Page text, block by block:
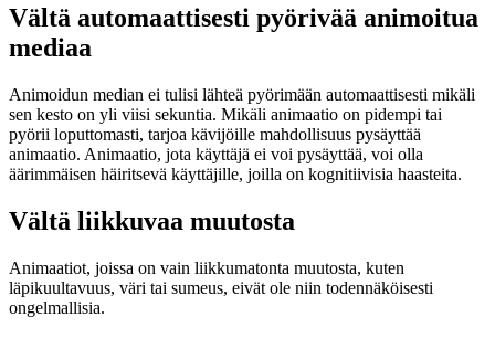
Vältä automaattisesti pyörivää animoitua
mediaa
Animoidun median ei tulisi lähteä pyörimään automaattisesti mikäli
sen kesto on yli viisi sekuntia. Mikäli animaatio on pidempi tai
pyörii loputtomasti, tarjoa kävijöille mahdollisuus pysäyttää
animaatio. Animaatio, jota käyttäjä ei voi pysäyttää, voi olla
äärimmäisen häiritsevä käyttäjille, joilla on kognitiivisia haasteita.
Vältä liikkuvaa muutosta
Animaatiot, joissa on vain liikkumatonta muutosta, kuten
läpikuultavuus, väri tai sumeus, eivät ole niin todennäköisesti
ongelmallisia.